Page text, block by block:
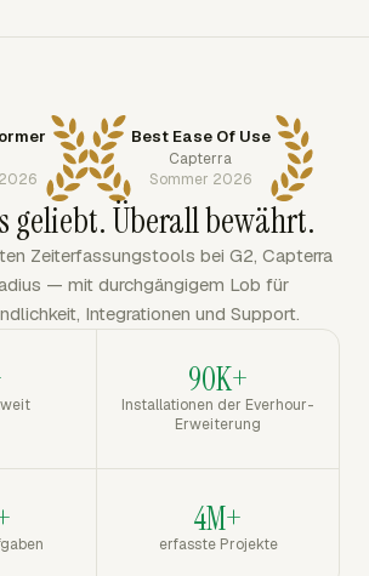
Best Ease Of Use
Capterra
Sommer 2026
geliebt. Überall bewährt.
Zeiterfassungstools bei G2, Capterra
— mit durchgängigem Lob für
Integrationen und Support.
90K+
Installationen der Everhour-
Erweiterung
4M+
erfasste Projekte